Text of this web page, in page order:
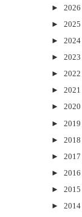
► 2026
► 2025
► 2024
► 2023
► 2022
► 2021
► 2020
► 2019
► 2018
► 2017
► 2016
► 2015
► 2014